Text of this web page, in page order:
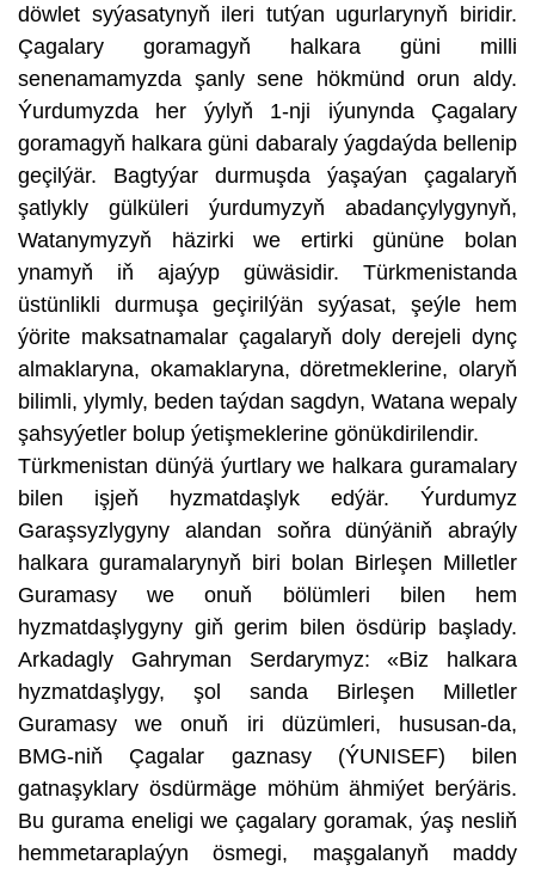
döwlet syýasatynyň ileri tutýan ugurlarynyň biridir.
Çagalary goramagyň halkara güni milli
senenamamyzda şanly sene hökmünd orun aldy.
Ýurdumyzda her ýylyň 1-nji iýunynda Çagalary
goramagyň halkara güni dabaraly ýagdaýda bellenip
geçilýär. Bagtyýar durmuşda ýaşaýan çagalaryň
şatlykly gülküleri ýurdumyzyň abadançylygynyň,
Watanymyzyň häzirki we ertirki gününe bolan
ynamyň iň ajaýyp güwäsidir. Türkmenistanda
üstünlikli durmuşa geçirilýän syýasat, şeýle hem
ýörite maksatnamalar çagalaryň doly derejeli dynç
almaklaryna, okamaklaryna, döretmeklerine, olaryň
bilimli, ylymly, beden taýdan sagdyn, Watana wepaly
şahsyýetler bolup ýetişmeklerine gönükdirilendir.
Türkmenistan dünýä ýurtlary we halkara guramalary
bilen işjeň hyzmatdaşlyk edýär. Ýurdumyz
Garaşsyzlygyny alandan soňra dünýäniň abraýly
halkara guramalarynyň biri bolan Birleşen Milletler
Guramasy we onuň bölümleri bilen hem
hyzmatdaşlygyny giň gerim bilen ösdürip başlady.
Arkadagly Gahryman Serdarymyz: «Biz halkara
hyzmatdaşlygy, şol sanda Birleşen Milletler
Guramasy we onuň iri düzümleri, hususan-da,
BMG-niň Çagalar gaznasy (ÝUNISEF) bilen
gatnaşyklary ösdürmäge möhüm ähmiýet berýäris.
Bu gurama eneligi we çagalary goramak, ýaş nesliň
hemmetaraplaýyn ösmegi, maşgalanyň maddy